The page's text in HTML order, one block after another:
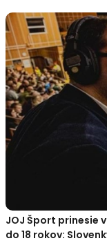
JOJ Šport prinesie
do 18 rokov: